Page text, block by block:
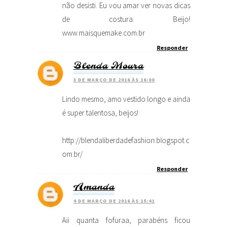
não desisti. Eu vou amar ver novas dicas
de costura. Beijo!
www.maisquemake.com.br
Responder
Blenda Moura
3 DE MARÇO DE 2016 ÀS 16:00
Lindo mesmo, amo vestido longo e ainda
é super talentosa, beijos!
http://blendaliberdadefashion.blogspot.c
om.br/
Responder
Amanda
4 DE MARÇO DE 2016 ÀS 15:41
Aii quanta fofuraa, parabéns ficou